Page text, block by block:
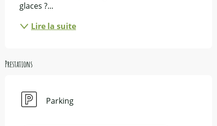
glaces ?...
Lire la suite
Prestations
Parking